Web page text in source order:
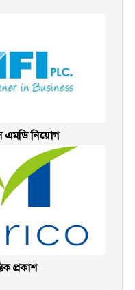
এমডি নিয়োগ
প্রকাশ